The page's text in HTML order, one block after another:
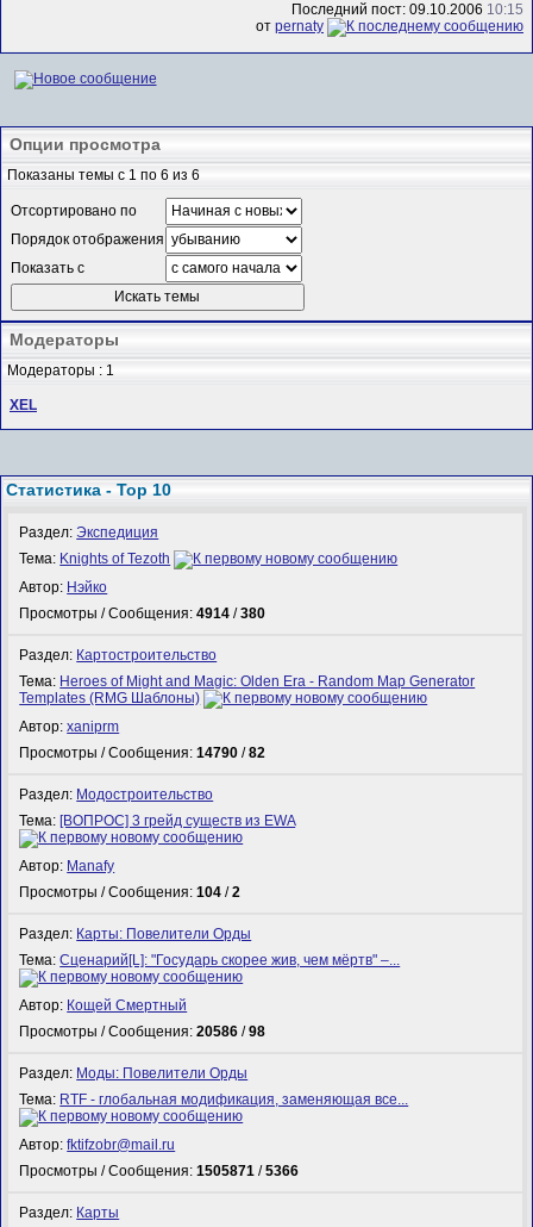
Последний пост: 09.10.2006 10:15
от pernaty
Опции просмотра
Показаны темы с 1 по 6 из 6
Отсортировано по
Порядок отображения
Показать с
Модераторы
Модераторы : 1
XEL
Статистика - Top 10
Раздел:Экспедиция
Тема: Knights of Tezoth
Автор: Нэйко
Просмотры / Сообщения:4914 /380
Раздел: Картостроительство
Тема: Heroes of Might and Magic: Olden Era - Random Map Generator
Templates (RMG Шаблоны)
Автор:xaniprm
Просмотры / Сообщения:14790 /82
Раздел: Модостроительство
Тема: [ВОПРОС] 3 грейд существ из EWA
Автор: Manafy
Просмотры / Сообщения:104 /2
Раздел: Карты: Повелители Орды
Тема:Сценарий[L]: "Государь скорее жив, чем мёртв" –...
Автор: Кощей Смертный
Просмотры / Сообщения:20586 /98
Раздел: Моды: Повелители Орды
Тема: RTF - глобальная модификация, заменяющая все...
Автор:fktifzobr@mail.ru
Просмотры / Сообщения:1505871 /5366
Раздел: Карты